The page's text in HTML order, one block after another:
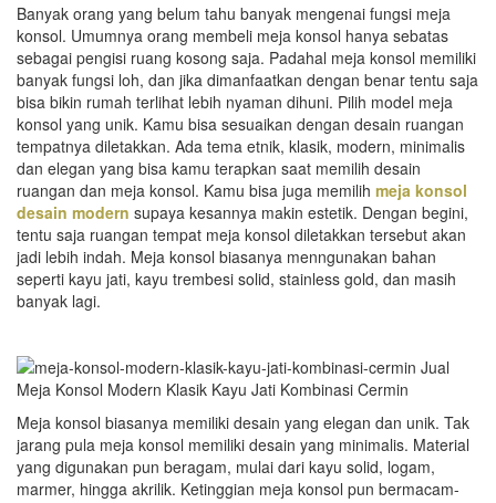
Banyak orang yang belum tahu banyak mengenai fungsi meja
konsol. Umumnya orang membeli meja konsol hanya sebatas
sebagai pengisi ruang kosong saja. Padahal meja konsol memiliki
banyak fungsi loh, dan jika dimanfaatkan dengan benar tentu saja
bisa bikin rumah terlihat lebih nyaman dihuni. Pilih model meja
konsol yang unik. Kamu bisa sesuaikan dengan desain ruangan
tempatnya diletakkan. Ada tema etnik, klasik, modern, minimalis
dan elegan yang bisa kamu terapkan saat memilih desain
ruangan dan meja konsol. Kamu bisa juga memilih meja konsol
desain modern supaya kesannya makin estetik. Dengan begini,
tentu saja ruangan tempat meja konsol diletakkan tersebut akan
jadi lebih indah. Meja konsol biasanya menngunakan bahan
seperti kayu jati, kayu trembesi solid, stainless gold, dan masih
banyak lagi.
Meja konsol biasanya memiliki desain yang elegan dan unik. Tak
jarang pula meja konsol memiliki desain yang minimalis. Material
yang digunakan pun beragam, mulai dari kayu solid, logam,
marmer, hingga akrilik. Ketinggian meja konsol pun bermacam-